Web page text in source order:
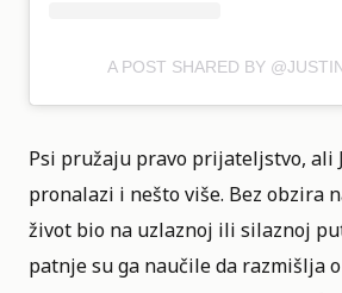
A POST SHARED BY
Psi pružaju pravo prijateljstvo, ali
pronalazi i nešto više. Bez obzira
život bio na uzlaznoj ili silaznoj
patnje su ga naučile da razmišlja